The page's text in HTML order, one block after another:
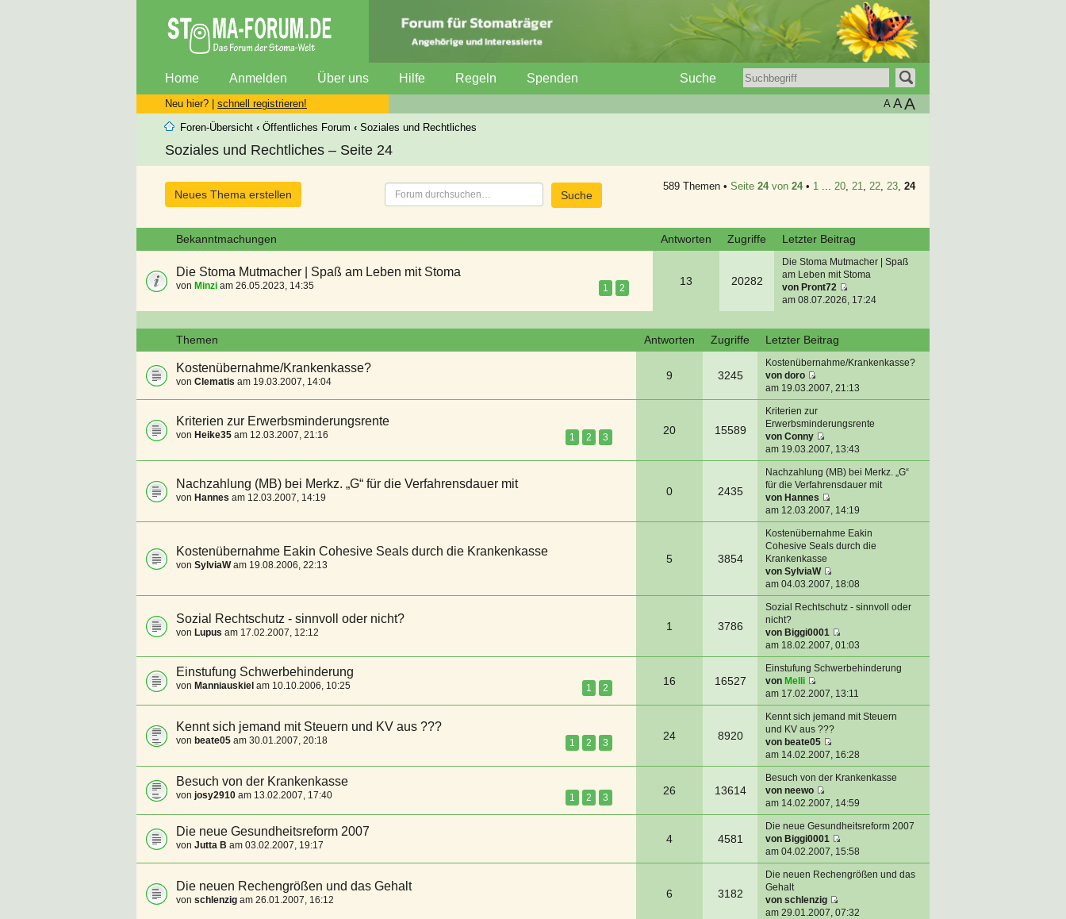
Home Anmelden Über uns Hilfe Regeln Spenden Suche
Neu hier? | schnell registrieren! A AA
Foren-Übersicht ‹ Öffentliches Forum ‹ Soziales und Rechtliches
Soziales und Rechtliches – Seite 24
Neues Thema erstellen
589 Themen • Seite 24von 24• 1 20 21 22 23 24
Bekanntmachungen Antworten Zugriffe Letzter Beitrag
Die Stoma Mutmacher | Spaß am Leben mit Stoma
von Minzi am 26.05.2023, 14:35 1 2
13 20282
Die Stoma Mutmacher | Spaß
am Leben mit Stoma
von Pront72
am 08.07.2026, 17:24
Themen Antworten Zugriffe Letzter Beitrag
Kostenübernahme/Krankenkasse?
von Clematis am 19.03.2007, 14:04 9 3245
Kostenübernahme/Krankenkasse?
von doro
am 19.03.2007, 21:13
Kriterien zur Erwerbsminderungsrente
von Heike35 am 12.03.2007, 21:16 1 2 3
20 15589
Kriterien zur
Erwerbsminderungsrente
von Conny
am 19.03.2007, 13:43
Nachzahlung (MB) bei Merkz. „G“ für die Verfahrensdauer mit
von Hannes am 12.03.2007, 14:19 0 2435
Nachzahlung (MB) bei Merkz. „G“
für die Verfahrensdauer mit
von Hannes
am 12.03.2007, 14:19
Kostenübernahme Eakin Cohesive Seals durch die Krankenkasse
von SylviaWam 19.08.2006, 22:13 5 3854
Kostenübernahme Eakin
Cohesive Seals durch die
Krankenkasse
von SylviaW
am 04.03.2007, 18:08
Sozial Rechtschutz - sinnvoll oder nicht?
von Lupus am 17.02.2007, 12:12 1 3786
Sozial Rechtschutz - sinnvoll oder
nicht?
von Biggi0001
am 18.02.2007, 01:03
Einstufung Schwerbehinderung
von Manniauskiel am 10.10.2006, 10:25 1 2
16 16527
Einstufung Schwerbehinderung
von Melli
am 17.02.2007, 13:11
Kennt sich jemand mit Steuern und KV aus ???
von beate05 am 30.01.2007, 20:18 1 2 3
24 8920
Kennt sich jemand mit Steuern
und KV aus ???
von beate05
am 14.02.2007, 16:28
Besuch von der Krankenkasse
von josy2910 am 13.02.2007, 17:40 1 2 3
26 13614
Besuch von der Krankenkasse
von neewo
am 14.02.2007, 14:59
Die neue Gesundheitsreform 2007
von Jutta B am 03.02.2007, 19:17 4 4581
Die neue Gesundheitsreform 2007
von Biggi0001
am 04.02.2007, 15:58
Die neuen Rechengrößen und das Gehalt
von schlenzig am 26.01.2007, 16:12 6 3182
Die neuen Rechengrößen und das
Gehalt
von schlenzig
am 29.01.2007, 07:32